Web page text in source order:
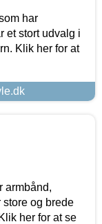
har
et stort udvalg i
Klik her for at
armbånd,
og brede
her for at se